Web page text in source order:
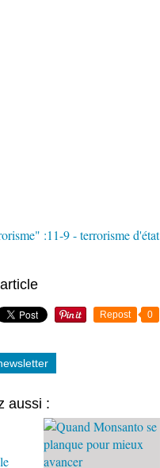
:11-9 - terrorisme d'état
Repost 0
aussi :